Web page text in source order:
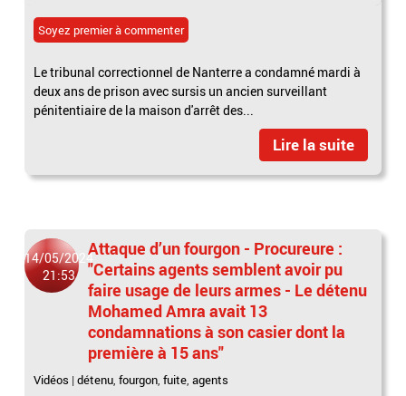
Soyez premier à commenter
Le tribunal correctionnel de Nanterre a condamné mardi à
deux ans de prison avec sursis un ancien surveillant
pénitentiaire de la maison d'arrêt des...
Lire la suite
14/05/2024
21:53
Attaque d’un fourgon - Procureure :
"Certains agents semblent avoir pu
faire usage de leurs armes - Le détenu
Mohamed Amra avait 13
condamnations à son casier dont la
première à 15 ans"
Vidéos |détenu,fourgon,fuite,agents